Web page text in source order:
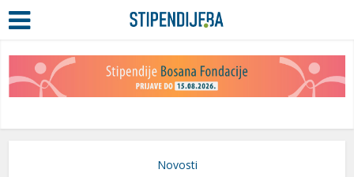
Novosti